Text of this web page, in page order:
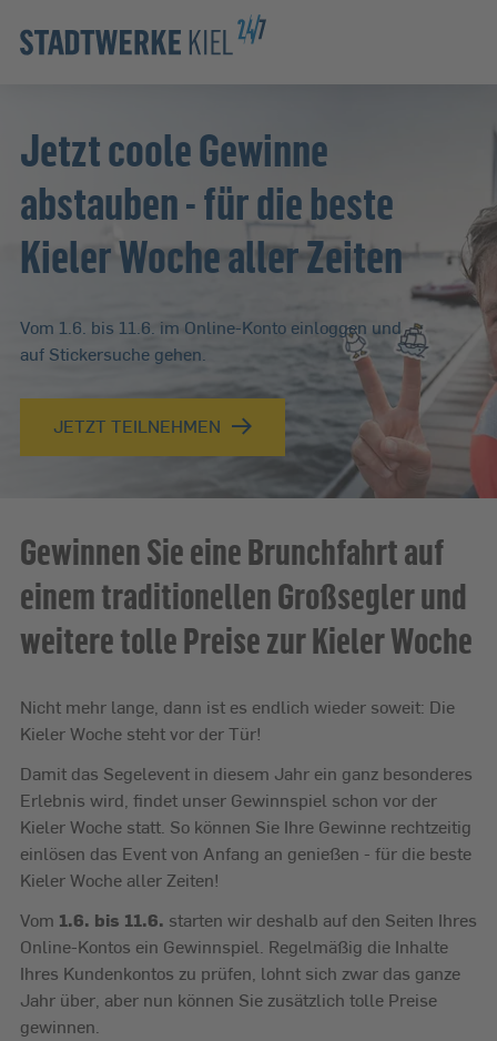
Zur Hauptnavigation springen
Zur Servicelasche springen
Zum Hauptinhalt springen
Zur Footernavigation springen
Jetzt coole Gewinne
abstauben - für die beste
Kieler Woche aller Zeiten
Vom 1.6. bis 11.6. im Online-Konto einloggen und
auf Stickersuche gehen.
JETZT TEILNEHMEN
Gewinnen Sie eine Brunchfahrt auf
einem traditionellen Großsegler und
weitere tolle Preise zur Kieler Woche
Nicht mehr lange, dann ist es endlich wieder soweit: Die
Kieler Woche steht vor der Tür!
Damit das Segelevent in diesem Jahr ein ganz besonderes
Erlebnis wird, findet unser Gewinnspiel schon vor der
Kieler Woche statt. So können Sie Ihre Gewinne rechtzeitig
einlösen das Event von Anfang an genießen - für die beste
Kieler Woche aller Zeiten!
Vom 1.6. bis 11.6. starten wir deshalb auf den Seiten Ihres
Online-Kontos ein Gewinnspiel. Regelmäßig die Inhalte
Ihres Kundenkontos zu prüfen, lohnt sich zwar das ganze
Jahr über, aber nun können Sie zusätzlich tolle Preise
gewinnen.